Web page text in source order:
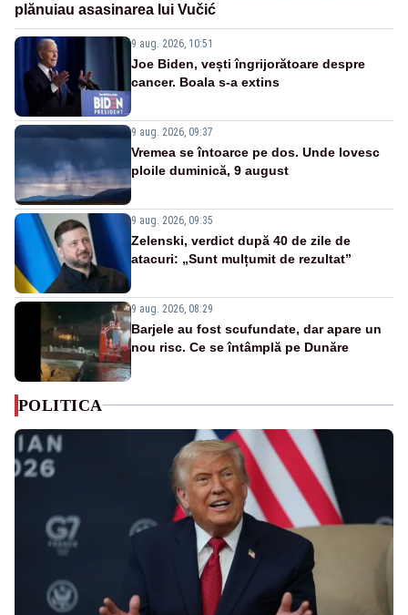
plănuiau asasinarea lui Vučić
9 aug. 2026, 10:51
Joe Biden, vești îngrijorătoare despre
cancer. Boala s-a extins
9 aug. 2026, 09:37
Vremea se întoarce pe dos. Unde lovesc
ploile duminică, 9 august
9 aug. 2026, 09:35
Zelenski, verdict după 40 de zile de
atacuri: „Sunt mulțumit de rezultat”
9 aug. 2026, 08:29
Barjele au fost scufundate, dar apare un
nou risc. Ce se întâmplă pe Dunăre
POLITICA